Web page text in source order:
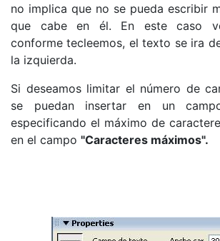
no implica que no se pueda escribir
que cabe en él. En este caso
conforme tecleemos, el texto se ira
la izquierda.
Si deseamos limitar el número de
se puedan insertar en un
especificando el máximo de
en el campo "Caracteres máximos".